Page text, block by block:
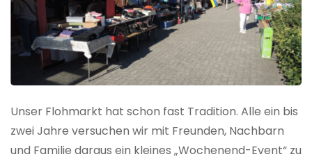
Unser Flohmarkt hat schon fast Tradition. Alle ein bis
zwei Jahre versuchen wir mit Freunden, Nachbarn
und Familie daraus ein kleines „Wochenend-Event“ zu